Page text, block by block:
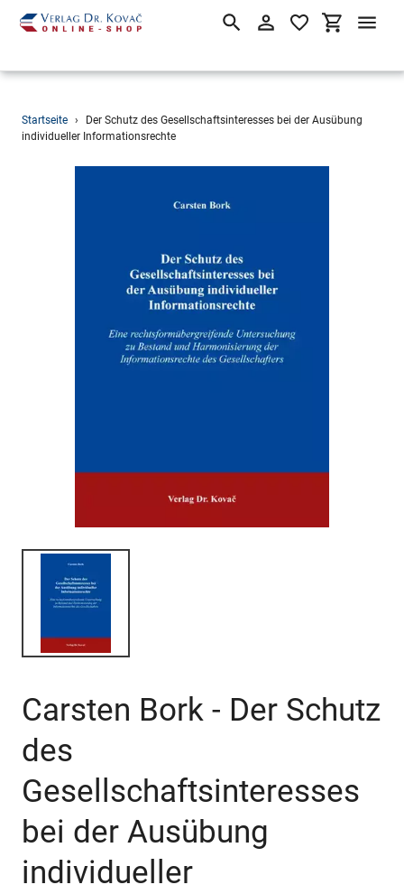
Direkt
zum
SuchenEinloggen
Startseite ›
Der Schutz des Gesellschaftsinteresses bei der Ausübung
individueller Informationsrechte
Carsten Bork - Der Schutz
des
Gesellschaftsinteresses
bei der Ausübung
individueller